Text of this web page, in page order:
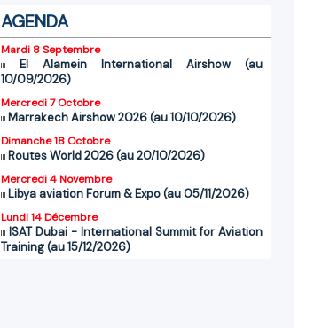
AGENDA
Mardi 8 Septembre
El Alamein International Airshow (au
10/09/2026)
Mercredi 7 Octobre
Marrakech Airshow 2026 (au 10/10/2026)
Dimanche 18 Octobre
Routes World 2026 (au 20/10/2026)
Mercredi 4 Novembre
Libya aviation Forum & Expo (au 05/11/2026)
Lundi 14 Décembre
ISAT Dubai - International Summit for Aviation
Training (au 15/12/2026)